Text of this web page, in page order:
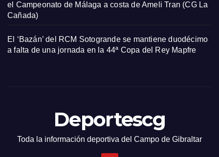
el Campeonato de Málaga a costa de Ameli Tran (CG La
Cañada)
El ‘Bazán’ del RCM Sotogrande se mantiene duodécimo
a falta de una jornada en la 44ª Copa del Rey Mapfre
Deportescg
Toda la información deportiva del Campo de Gibraltar